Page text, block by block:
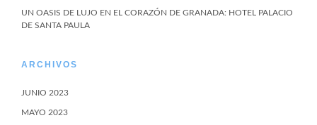
UN OASIS DE LUJO EN EL CORAZÓN DE GRANADA: HOTEL PALACIO
DE SANTA PAULA
ARCHIVOS
JUNIO 2023
MAYO 2023